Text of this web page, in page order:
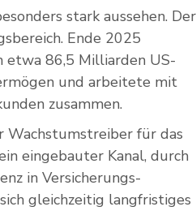
stark aussehen. Der
Ende 2025
86,5 Milliarden US-
und arbeitete mit
zusammen.
für das
eingebauter Kanal, durch
in Versicherungs-
gleichzeitig langfristiges